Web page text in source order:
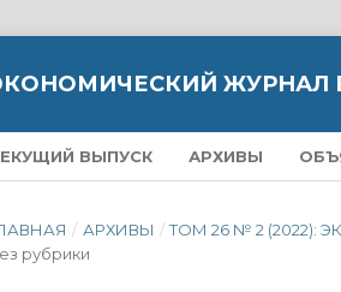
ЖУРНАЛ
ВЫПУСК АРХИВЫ
/ АРХИВЫ / ТОМ 26 № 2
рубрики